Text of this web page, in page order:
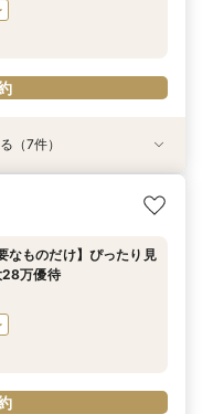
なものだけ】ぴったり見
万優待
＋少人数会食検討の方必
ィ
以内で叶える高コスパ
べる会場
嫁大絶賛♪☆リゾート挙
相談会☆
ロン見学付き相談会♪ブ
典も】
婚式を挙げよう☆平日挙
10,000円・さらにご成
ープレゼントキャン
で完結】
（7件）
なものだけ】ぴったり見
28万優待